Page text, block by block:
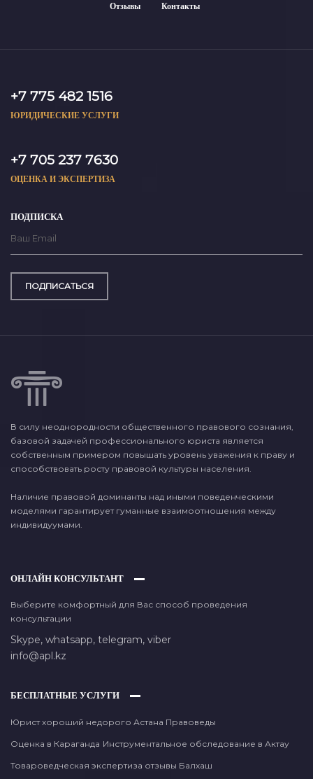
Отзывы
Контакты
+7 775 482 1516
ЮРИДИЧЕСКИЕ УСЛУГИ
+7 705 237 7630
ОЦЕНКА И ЭКСПЕРТИЗА
ПОДПИСКА
ПОДПИСАТЬСЯ
В силу неоднородности общественного правового сознания,
базовой задачей профессионального юриста является
собственным примером повышать уровень уважения к праву и
способствовать росту правовой культуры населения.
Наличие правовой доминанты над иными поведенческими
моделями гарантирует гуманные взаимоотношения между
индивидуумами.
ОНЛАЙН КОНСУЛЬТАНТ
Выберите комфортный для Вас способ проведения
консультации
Skype, whatsapp, telegram, viber
info@apl.kz
БЕСПЛАТНЫЕ УСЛУГИ
Юрист хороший недорого Астана Правоведы
Оценка в Караганда Инструментальное обследование в Актау
Товароведческая экспертиза отзывы Балхаш